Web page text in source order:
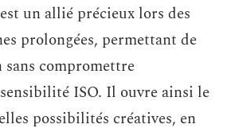
un allié précieux lors des
prolongées, permettant de
sans compromettre
ISO. Il ouvre ainsi le
possibilités créatives, en